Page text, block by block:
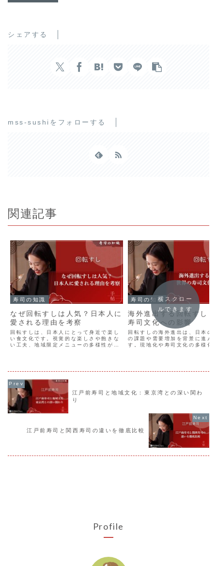
シェアする
mss-sushiをフォローする
関連記事
寿司の知識
なぜ回転すしは人気？日本人に
愛される理由を考察
回転すしは、日本人にとって身近で楽し
い食文化です。視覚的な楽しさや飽きな
い工夫、地域限定メニューの多様性が魅
寿司の知識
海外進出する回転すし
寿司文化への影響
回転すしの海外進出は、日本の
の課題や需要増加を背景に進ん
す。現地化や寿司文化の多様化
横スクロー
ルできます
江戸前寿司と地域文化：東京湾との深い関わ
り
江戸前寿司と関西寿司の違いを徹底比較
Profile